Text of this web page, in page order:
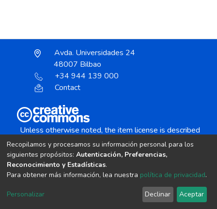
Avda. Universidades 24
48007 Bilbao
+34 944 139 000
Contact
Unless otherwise noted, the item license is described
as:
Creative Commons Attribution-NonCommercial-
copyright © 2002-2026LYRASIS
Send Feedback
Recopilamos y procesamos su información personal para los
siguientes propósitos: Autenticación, Preferencias,
Reconocimiento y Estadísticas.
Para obtener más información, lea nuestra política de privacidad.
Personalizar Declinar Aceptar